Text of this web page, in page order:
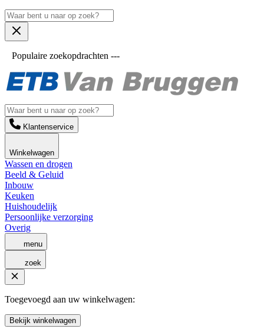
Populaire zoekopdrachten ---
Klantenservice
Winkelwagen
Wassen en drogen
Beeld & Geluid
Inbouw
Keuken
Huishoudelijk
Persoonlijke verzorging
Overig
menu
zoek
Toegevoegd aan uw winkelwagen:
Bekijk winkelwagen